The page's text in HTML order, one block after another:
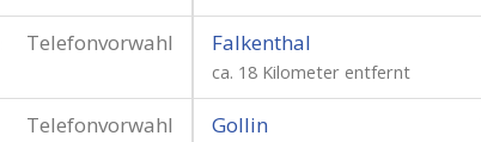
Telefonvorwahl Falkenthal
ca. 18 Kilometer entfernt
Telefonvorwahl Gollin